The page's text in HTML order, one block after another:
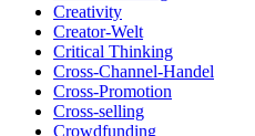
Creativity
Creator-Welt
Critical Thinking
Cross-Channel-Handel
Cross-Promotion
Cross-selling
Crowdfunding